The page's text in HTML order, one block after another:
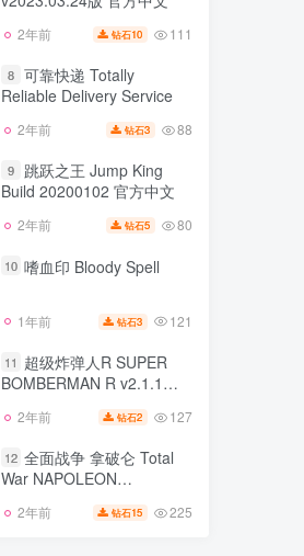
2年前 钻石10 111
8 可靠快递 Totally
Reliable Delivery Service
2年前 钻石3 88
9
跳跃之王 Jump King
Build 20200102 官方中文
2年前 钻石5 80
10 嗜血印 Bloody Spell
1年前 钻石3 121
11 超级炸弹人R SUPER
BOMBERMAN R v2.1.1版
2年前 钻石2 127
12 全面战争 拿破仑 Total
War NAPOLEON
汉化中文
2年前 钻石15 225
7
重装机犬 METAL DOGS
2年前 钻石10 111
8
可靠快递 Totally
2年前 钻石3
9
跳跃之王 Jump King
10 嗜血印 Bloody Spell
1年前 钻石
11 超级炸弹人R SUPER
官方中文
2年前
12 全面战争 拿破仑 Total